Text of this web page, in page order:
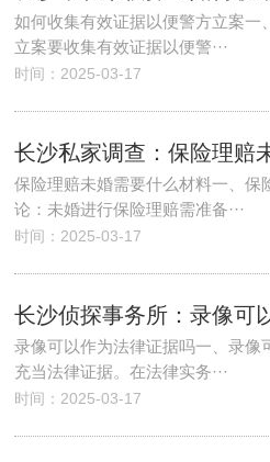
如何收集有效证据以便警方立案一
立案要收集有效证据以便警···
时间：2025-03-17
长沙私家调查：保险理赔
保险理赔未婚需要什么材料一、保
论：未婚进行保险理赔需准备···
时间：2025-03-17
长沙侦探事务所：录像可
录像可以作为法律证据吗一、录像
充当法律证据。在法律实务···
时间：2025-03-17